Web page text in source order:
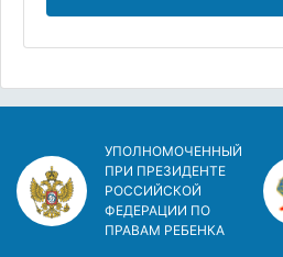
УПОЛНОМОЧЕННЫЙ
ПРИ ПРЕЗИДЕНТЕ
РОССИЙСКОЙ
ФЕДЕРАЦИИ ПО
ПРАВАМ РЕБЕНКА